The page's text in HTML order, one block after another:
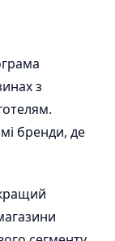
з
бренди, де